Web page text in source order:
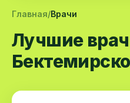
Главная/Врачи
Лучшие